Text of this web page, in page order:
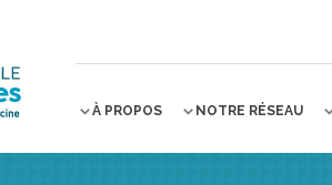
À PROPOS NOTRE RÉSEAU